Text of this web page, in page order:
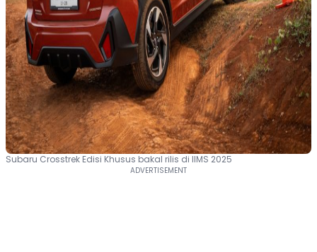
Subaru Crosstrek Edisi Khusus bakal rilis di IIMS 2025